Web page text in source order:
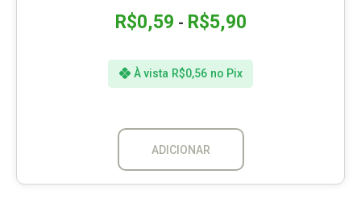
R$0,59 - R$5,90
À vista R$0,56 no Pix
ADICIONAR